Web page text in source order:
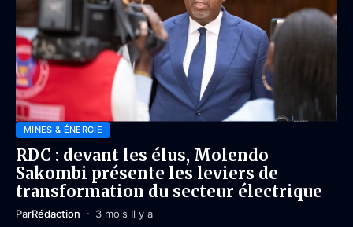
MINES & ÉNERGIE
RDC : devant les élus, Molendo
Sakombi présente les leviers de
transformation du secteur électrique
ParRédaction 3 mois Il y a